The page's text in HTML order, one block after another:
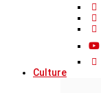
Culture